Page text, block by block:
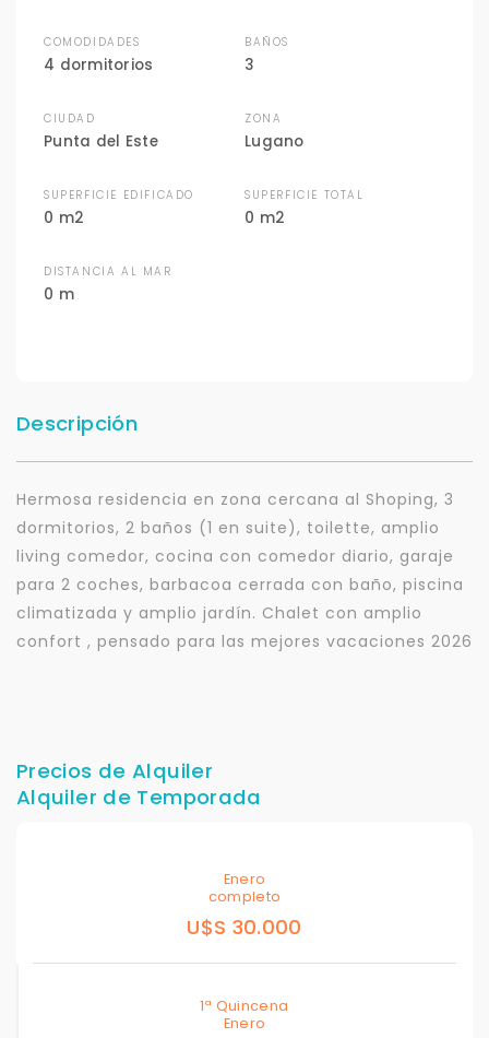
COMODIDADES
4 dormitorios
BAÑOS
3
CIUDAD
Punta del Este
ZONA
Lugano
SUPERFICIE EDIFICADO
0 m2
SUPERFICIE TOTAL
0 m2
DISTANCIA AL MAR
0 m
Descripción
Hermosa residencia en zona cercana al Shoping, 3
dormitorios, 2 baños (1 en suite), toilette, amplio
living comedor, cocina con comedor diario, garaje
para 2 coches, barbacoa cerrada con baño, piscina
climatizada y amplio jardín. Chalet con amplio
confort , pensado para las mejores vacaciones 2026
Precios de Alquiler
Alquiler de Temporada
Enero
completo
U$S 30.000
1ª Quincena
Enero